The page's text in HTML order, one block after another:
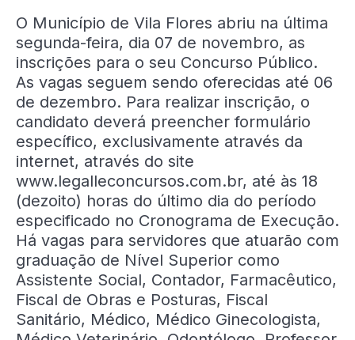
O Município de Vila Flores abriu na última
segunda-feira, dia 07 de novembro, as
inscrições para o seu Concurso Público.
As vagas seguem sendo oferecidas até 06
de dezembro. Para realizar inscrição, o
candidato deverá preencher formulário
específico, exclusivamente através da
internet, através do site
www.legalleconcursos.com.br, até às 18
(dezoito) horas do último dia do período
especificado no Cronograma de Execução.
Há vagas para servidores que atuarão com
graduação de Nível Superior como
Assistente Social, Contador, Farmacêutico,
Fiscal de Obras e Posturas, Fiscal
Sanitário, Médico, Médico Ginecologista,